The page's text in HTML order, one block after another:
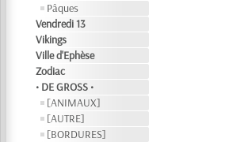
Pâques
Vendredi 13
Vikings
Ville d'Ephèse
Zodiac
• DE GROSS •
[ANIMAUX]
[AUTRE]
[BORDURES]